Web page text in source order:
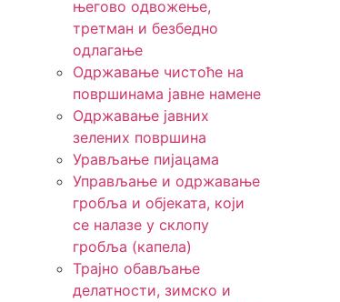
његово одвожење,
третман и безбедно
одлагање
Одржавање чистоће на
површинама јавне намене
Одржавање јавних
зелених површина
Урављање пијацама
Управљање и одржавање
гробља и објеката, који
се налазе у склопу
гробља (капела)
Трајно обављање
делатности, зимско и